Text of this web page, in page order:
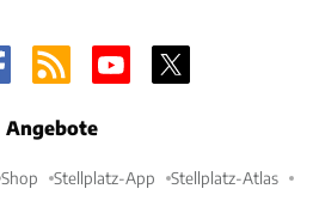
Angebote
Shop Stellplatz-App Stellplatz-Atlas